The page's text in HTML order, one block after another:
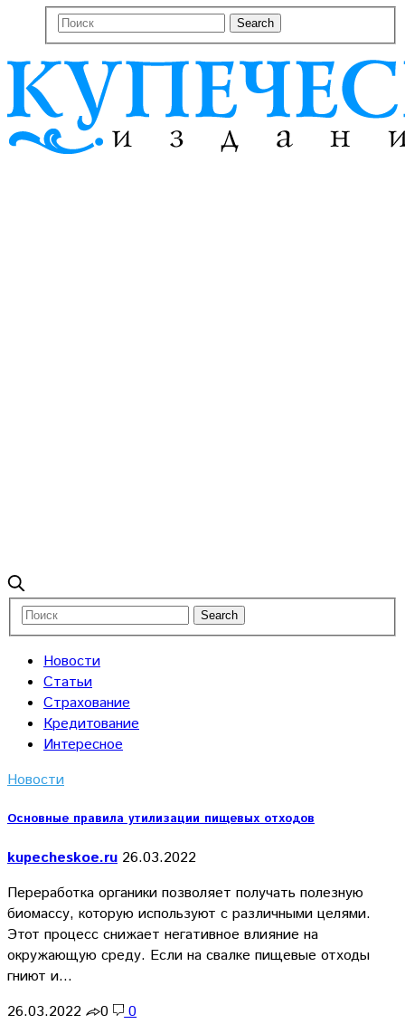
Новости
Статьи
Страхование
Кредитование
Интересное
Новости
Основные правила утилизации пищевых отходов
kupecheskoe.ru 26.03.2022
Переработка органики позволяет получать полезную
биомассу, которую используют с различными целями.
Этот процесс снижает негативное влияние на
окружающую среду. Если на свалке пищевые отходы
гниют и…
26.03.2022
0
0